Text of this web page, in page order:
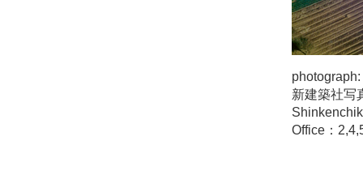
photograph:
新建築社
Office：